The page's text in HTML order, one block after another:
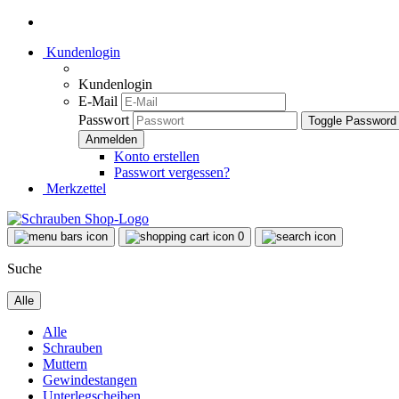
Kundenlogin
Kundenlogin
E-Mail
Passwort
Toggle
Konto erstellen
Passwort vergessen?
Merkzettel
0
Suche
Alle
Alle
Schrauben
Muttern
Gewindestangen
Unterlegscheiben